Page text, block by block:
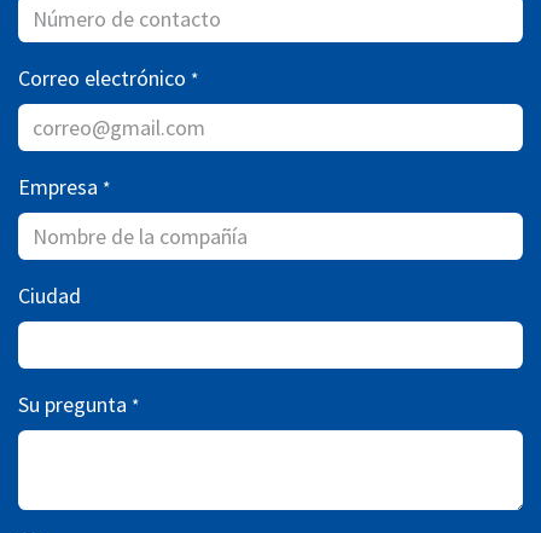
Correo electrónico *
Empresa *
Ciudad
Su pregunta *